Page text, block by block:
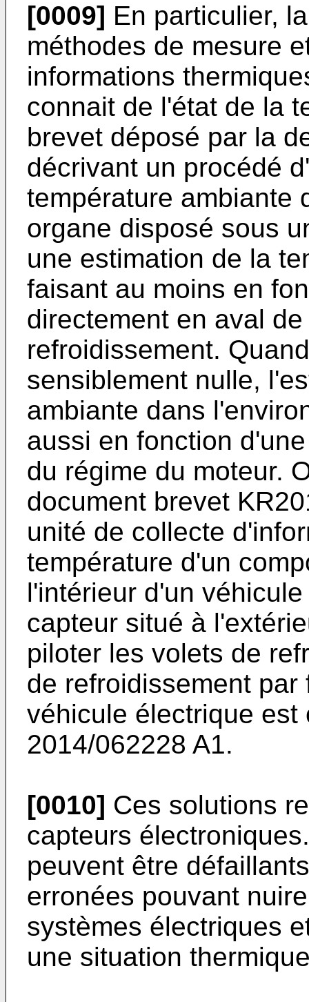
[0009] En particulier,
méthodes de mesure
informations
connait de l'état de la
brevet déposé par la
décrivant un procédé
température ambiante
organe disposé sous
une estimation de la
faisant au moins en
directement en aval
refroidissement.
sensiblement nulle,
ambiante dans
aussi en fonction
du régime du moteur.
document brevet
unité de collecte
température d'un
l'intérieur d'un
capteur situé à
piloter les volets de
de refroidissement
véhicule électrique
2014/062228 A1.
[0010] Ces solutions
capteurs
peuvent être
erronées pouvant
systèmes électriques
une situation